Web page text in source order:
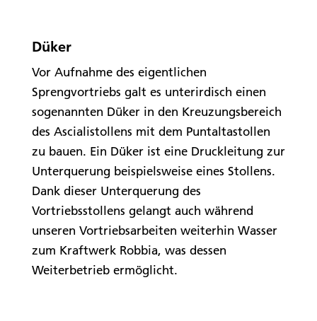
Düker
Vor Aufnahme des eigentlichen
Sprengvortriebs galt es unterirdisch einen
sogenannten Düker in den Kreuzungsbereich
des Ascialistollens mit dem Puntaltastollen
zu bauen. Ein Düker ist eine Druckleitung zur
Unterquerung beispielsweise eines Stollens.
Dank dieser Unterquerung des
Vortriebsstollens gelangt auch während
unseren Vortriebsarbeiten weiterhin Wasser
zum Kraftwerk Robbia, was dessen
Weiterbetrieb ermöglicht.